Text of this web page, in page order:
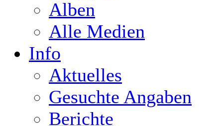
Alben
Alle Medien
Info
Aktuelles
Gesuchte Angaben
Berichte